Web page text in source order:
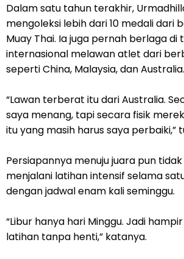
Dalam satu tahun terakhir,
mengoleksi lebih dari 10 medali dari
Muay Thai. Ia juga pernah berlaga di
internasional melawan atlet dari
seperti China, Malaysia, dan Australia.
“Lawan terberat itu dari Australia.
saya menang, tapi secara fisik
itu yang masih harus saya perbaiki,”
Persiapannya menuju juara pun
menjalani latihan intensif selama
dengan jadwal enam kali seminggu.
“Libur hanya hari Minggu. Jadi
latihan tanpa henti,” katanya.